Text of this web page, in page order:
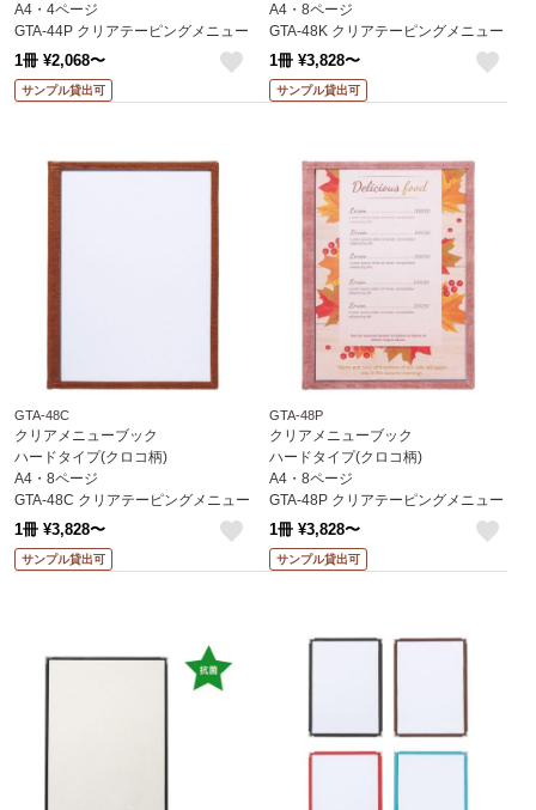
A4・4ページ
GTA-44P クリアテーピングメニュー
(クロコ柄) えいむ(Aim)
1冊 ¥2,068〜
サンプル貸出可
A4・8ページ
GTA-48K クリアテーピングメニュー
(クロコ柄) えいむ(Aim)
1冊 ¥3,828〜
サンプル貸出可
GTA-48C
クリアメニューブック
ハードタイプ(クロコ柄)
A4・8ページ
GTA-48C クリアテーピングメニュー
(クロコ柄) えいむ(Aim)
1冊 ¥3,828〜
サンプル貸出可
GTA-48P
クリアメニューブック
ハードタイプ(クロコ柄)
A4・8ページ
GTA-48P クリアテーピングメニュー
(クロコ柄) えいむ(Aim)
1冊 ¥3,828〜
サンプル貸出可